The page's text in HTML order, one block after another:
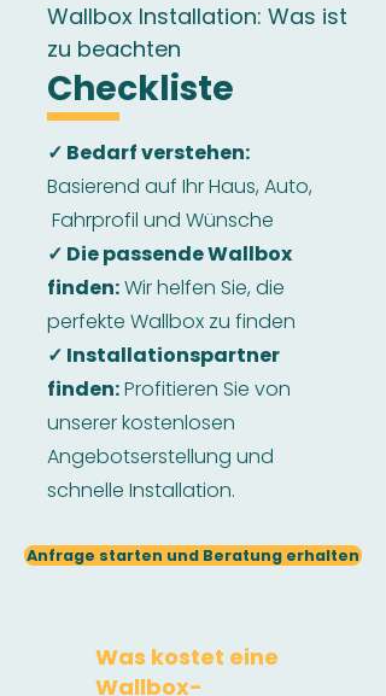
Wallbox Installation: Was ist
zu beachten
Checkliste
✓ Bedarf verstehen:
Basierend auf Ihr Haus, Auto,
Fahrprofil und Wünsche
✓ Die passende Wallbox
finden:Wir helfen Sie, die
perfekte Wallbox zu finden
✓ Installationspartner
finden:Profitieren Sie von
unserer kostenlosen
Angebotserstellung und
schnelle Installation.
Anfrage starten und Beratung erhalten
Was kostet eine
Wallbox-